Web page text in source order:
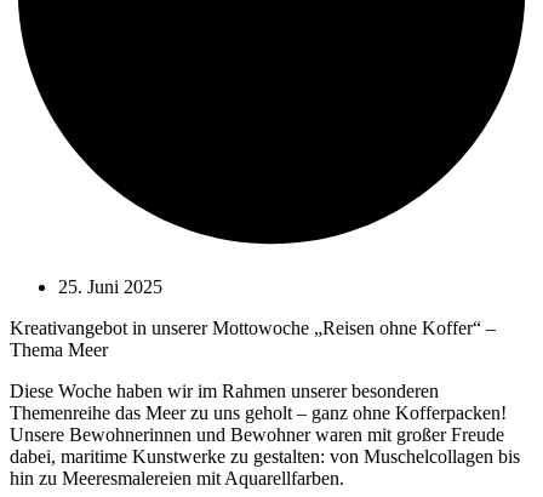
25. Juni 2025
Kreativangebot in unserer Mottowoche „Reisen ohne Koffer“ –
Thema Meer
Diese Woche haben wir im Rahmen unserer besonderen
Themenreihe das Meer zu uns geholt – ganz ohne Kofferpacken!
Unsere Bewohnerinnen und Bewohner waren mit großer Freude
dabei, maritime Kunstwerke zu gestalten: von Muschelcollagen bis
hin zu Meeresmalereien mit Aquarellfarben.